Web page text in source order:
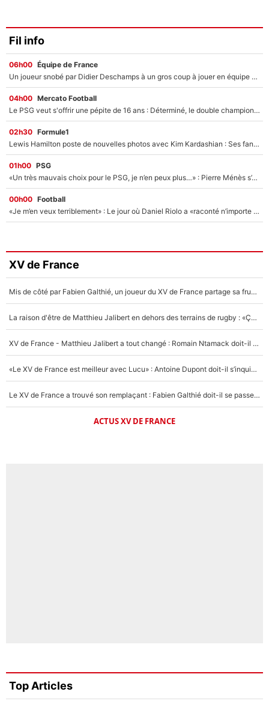
Fil info
06h00 Équipe de France
Un joueur snobé par Didier Deschamps à un gros coup à jouer en équipe de France : Zinedine Zidane a trouvé son numéro 9 ?
04h00 Mercato Football
Le PSG veut s'offrir une pépite de 16 ans : Déterminé, le double champion d'Europe en titre est prêt à lâcher 40M€ pour celui que l'on compare déjà à Vinicius Jr !
02h30 Formule1
Lewis Hamilton poste de nouvelles photos avec Kim Kardashian : Ses fans le voient déjà redevenir champion du monde de F1 grâce à elle !
01h00 PSG
«Un très mauvais choix pour le PSG, je n’en peux plus…» : Pierre Ménès s’est complètement trompé avec Luis Enrique et ces déclarations le prouvent !
00h00 Football
«Je m’en veux terriblement» : Le jour où Daniel Riolo a «raconté n’importe quoi» dans l'After Foot !
XV de France
Mis de côté par Fabien Galthié, un joueur du XV de France partage sa frustration : «ils ne me l’ont pas dit tout de suite»
La raison d'être de Matthieu Jalibert en dehors des terrains de rugby : «Ça m'atteint autant que si tu touches à un membre de ma famille»
XV de France - Matthieu Jalibert a tout changé : Romain Ntamack doit-il s’inquiéter pour sa place à un an de la Coupe du monde ?
«Le XV de France est meilleur avec Lucu» : Antoine Dupont doit-il s’inquiéter pour sa place ?
Le XV de France a trouvé son remplaçant : Fabien Galthié doit-il se passer d'Antoine Dupont ?
ACTUS XV DE FRANCE
Top Articles